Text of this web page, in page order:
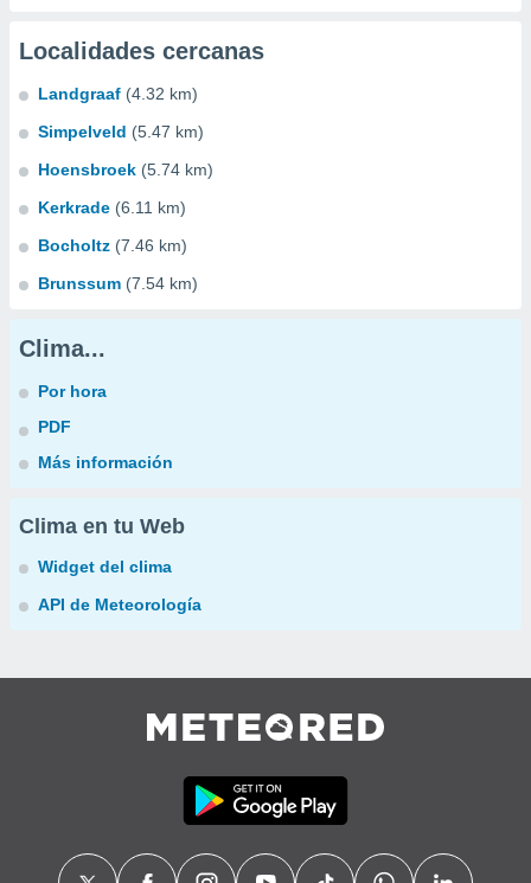
Localidades cercanas
Landgraaf (4.32 km)
Simpelveld (5.47 km)
Hoensbroek (5.74 km)
Kerkrade (6.11 km)
Bocholtz (7.46 km)
Brunssum (7.54 km)
Clima...
Por hora
PDF
Más información
Clima en tu Web
Widget del clima
API de Meteorología